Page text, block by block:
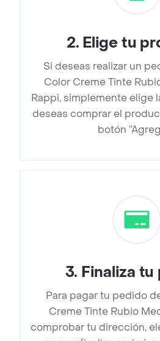
2. Elige tu
Si deseas realizar un
Color Creme Tinte
Rappi, simplemente elige
deseas comprar el
botón
3. Finaliza
Para pagar tu pedido
Creme Tinte Rubio
comprobar tu dirección,